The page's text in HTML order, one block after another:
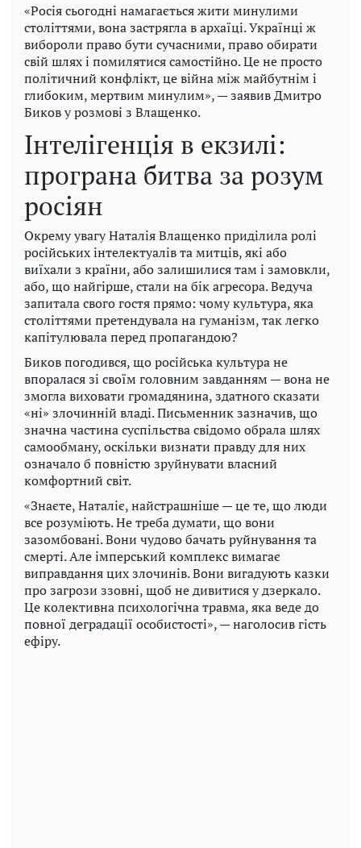
«Росія сьогодні намагається жити минулими
століттями, вона застрягла в архаїці. Українці ж
вибороли право бути сучасними, право обирати
свій шлях і помилятися самостійно. Це не просто
політичний конфлікт, це війна між майбутнім і
глибоким, мертвим минулим», — заявив Дмитро
Биков у розмові з Влащенко.
Інтелігенція в екзилі:
програна битва за розум
росіян
Окрему увагу Наталія Влащенко приділила ролі
російських інтелектуалів та митців, які або
виїхали з країни, або залишилися там і замовкли,
або, що найгірше, стали на бік агресора. Ведуча
запитала свого гостя прямо: чому культура, яка
століттями претендувала на гуманізм, так легко
капітулювала перед пропагандою?
Биков погодився, що російська культура не
впоралася зі своїм головним завданням — вона не
змогла виховати громадянина, здатного сказати
«ні» злочинній владі. Письменник зазначив, що
значна частина суспільства свідомо обрала шлях
самообману, оскільки визнати правду для них
означало б повністю зруйнувати власний
комфортний світ.
«Знаєте, Наталіє, найстрашніше — це те, що люди
все розуміють. Не треба думати, що вони
зазомбовані. Вони чудово бачать руйнування та
смерті. Але імперський комплекс вимагає
виправдання цих злочинів. Вони вигадують казки
про загрози ззовні, щоб не дивитися у дзеркало.
Це колективна психологічна травма, яка веде до
повної деградації особистості», — наголосив гість
ефіру.